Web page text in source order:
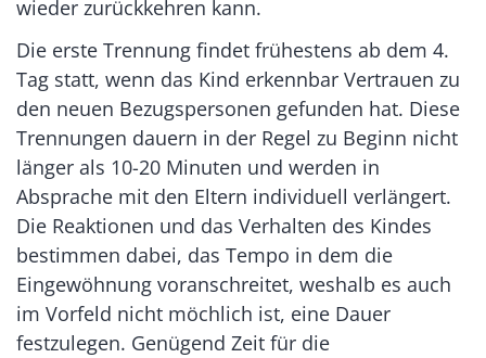
wieder zurückkehren kann.
Die erste Trennung findet frühestens ab dem 4.
Tag statt, wenn das Kind erkennbar Vertrauen zu
den neuen Bezugspersonen gefunden hat. Diese
Trennungen dauern in der Regel zu Beginn nicht
länger als 10-20 Minuten und werden in
Absprache mit den Eltern individuell verlängert.
Die Reaktionen und das Verhalten des Kindes
bestimmen dabei, das Tempo in dem die
Eingewöhnung voranschreitet, weshalb es auch
im Vorfeld nicht möchlich ist, eine Dauer
festzulegen. Genügend Zeit für die